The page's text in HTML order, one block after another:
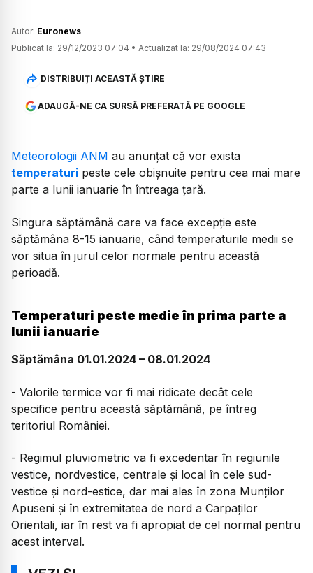
Autor: Euronews
Publicat la: 29/12/2023 07:04 • Actualizat la: 29/08/2024 07:43
DISTRIBUIȚI ACEASTĂ ȘTIRE
ADAUGĂ-NE CA SURSĂ PREFERATĂ PE GOOGLE
Meteorologii ANM au anunțat că vor exista
temperaturi peste cele obişnuite pentru cea mai mare
parte a lunii ianuarie în întreaga ţară.
Singura săptămână care va face excepție este
săptămâna 8-15 ianuarie, când temperaturile medii se
vor situa în jurul celor normale pentru această
perioadă.
Temperaturi peste medie în prima parte a
lunii ianuarie
Săptămâna 01.01.2024 – 08.01.2024
- Valorile termice vor fi mai ridicate decât cele
specifice pentru această săptămână, pe întreg
teritoriul României.
- Regimul pluviometric va fi excedentar în regiunile
vestice, nordvestice, centrale şi local în cele sud-
vestice şi nord-estice, dar mai ales în zona Munţilor
Apuseni şi în extremitatea de nord a Carpaţilor
Orientali, iar în rest va fi apropiat de cel normal pentru
acest interval.